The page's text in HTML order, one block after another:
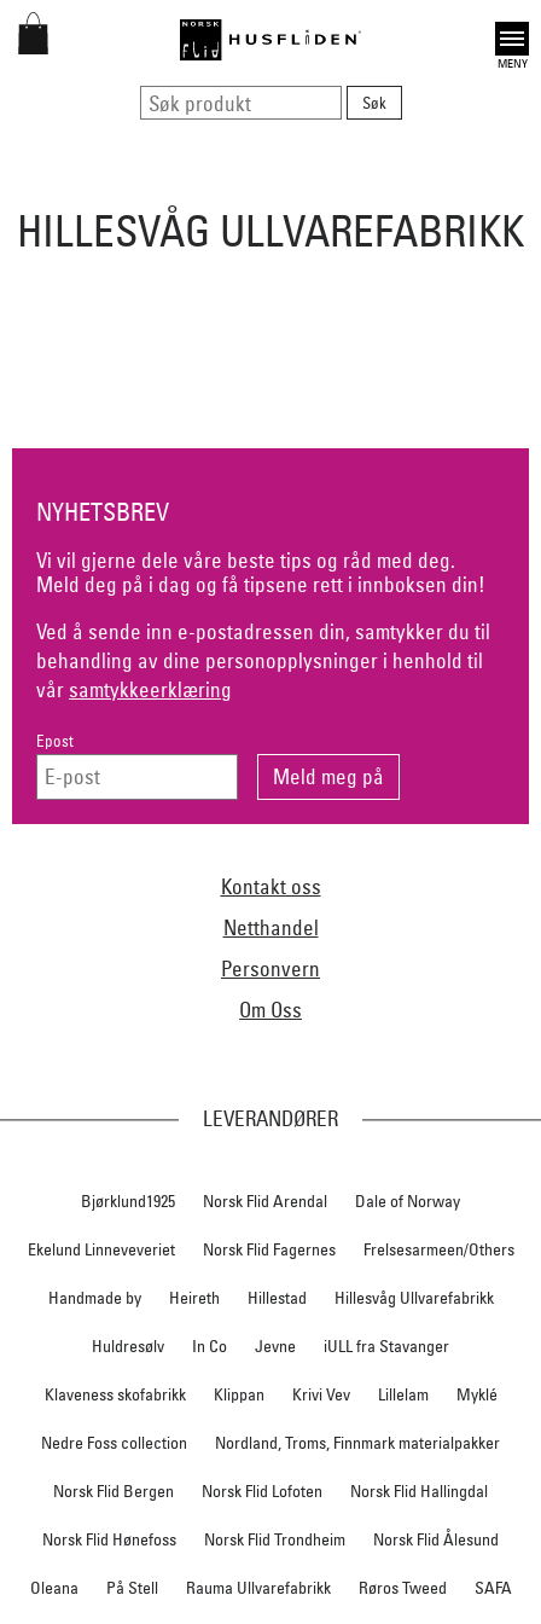
Open
HILLESVÅG ULLVAREFABRIKK
NYHETSBREV
Vi vil gjerne dele våre beste tips og råd med deg.
Meld deg på i dag og få tipsene rett i innboksen din!
Ved å sende inn e-postadressen din, samtykker du til
behandling av dine personopplysninger i henhold til
vår samtykkeerklæring
Epost
Kontakt oss
Netthandel
Personvern
Om Oss
LEVERANDØRER
Bjørklund1925 Norsk Flid Arendal Dale of Norway
Ekelund Linneveveriet Norsk Flid Fagernes Frelsesarmeen/Others
Handmade by Heireth Hillestad Hillesvåg Ullvarefabrikk
Huldresølv In Co Jevne iULL fra Stavanger
Klaveness skofabrikk Klippan Krivi Vev Lillelam Myklé
Nedre Foss collection Nordland, Troms, Finnmark materialpakker
Norsk Flid Bergen Norsk Flid Lofoten Norsk Flid Hallingdal
Norsk Flid Hønefoss Norsk Flid Trondheim Norsk Flid Ålesund
Oleana På Stell Rauma Ullvarefabrikk Røros Tweed SAFA